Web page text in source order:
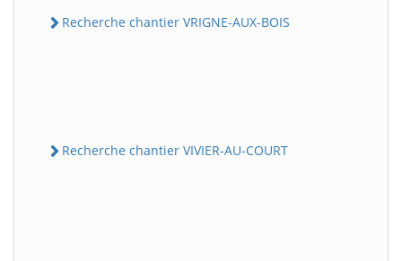
Recherche chantier VRIGNE-AUX-BOIS
Recherche chantier VIVIER-AU-COURT